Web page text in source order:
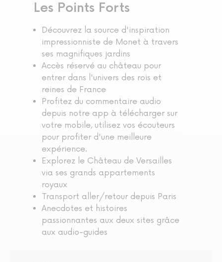
Les Points Forts
Découvrez la source d'inspiration
impressionniste de Monet à travers
ses magnifiques jardins
Accès réservé au château pour
entrer dans l'univers des rois et
reines de France
Profitez du commentaire audio
depuis notre app à télécharger sur
votre mobile, utilisez vos écouteurs
pour profiter d'une meilleure
expérience.
Explorez le Château de Versailles
via ses grands appartements
royaux
Transport aller/retour depuis Paris
Anecdotes et histoires
passionnantes aux deux sites grâce
aux audio-guides